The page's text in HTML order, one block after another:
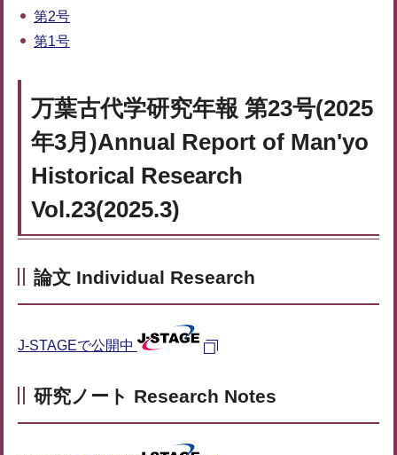
第2号
第1号
万葉古代学研究年報 第23号(2025
年3月)Annual Report of Man'yo
Historical Research
Vol.23(2025.3)
論文 Individual Research
J-STAGEで公開中
研究ノート Research Notes